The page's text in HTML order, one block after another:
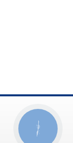
КНОПКА
СВЯЗИ